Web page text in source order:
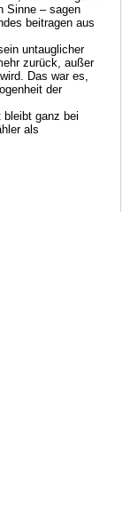
Sinne – sagen
beitragen aus
untauglicher
zurück, außer
Das war es,
der
bleibt ganz bei
als